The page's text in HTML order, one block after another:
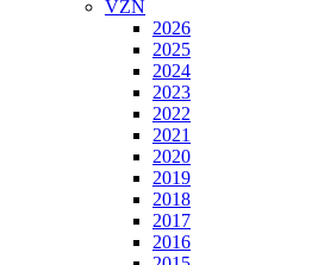
VZN
2026
2025
2024
2023
2022
2021
2020
2019
2018
2017
2016